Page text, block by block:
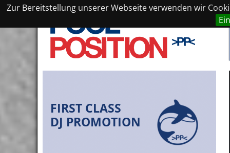
Zur Bereitstellung unserer Webseite verwenden wir
FIRST CLASS
DJ PROMOTION